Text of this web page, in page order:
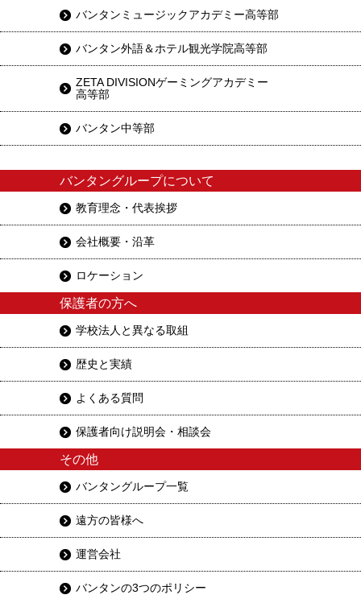
バンタンミュージックアカデミー高等部
バンタン外語＆ホテル観光学院高等部
ZETA DIVISIONゲーミングアカデミー
高等部
バンタン中等部
バンタングループについて
教育理念・代表挨拶
会社概要・沿革
ロケーション
保護者の方へ
学校法人と異なる取組
歴史と実績
よくある質問
保護者向け説明会・相談会
その他
バンタングループ一覧
遠方の皆様へ
運営会社
バンタンの3つのポリシー